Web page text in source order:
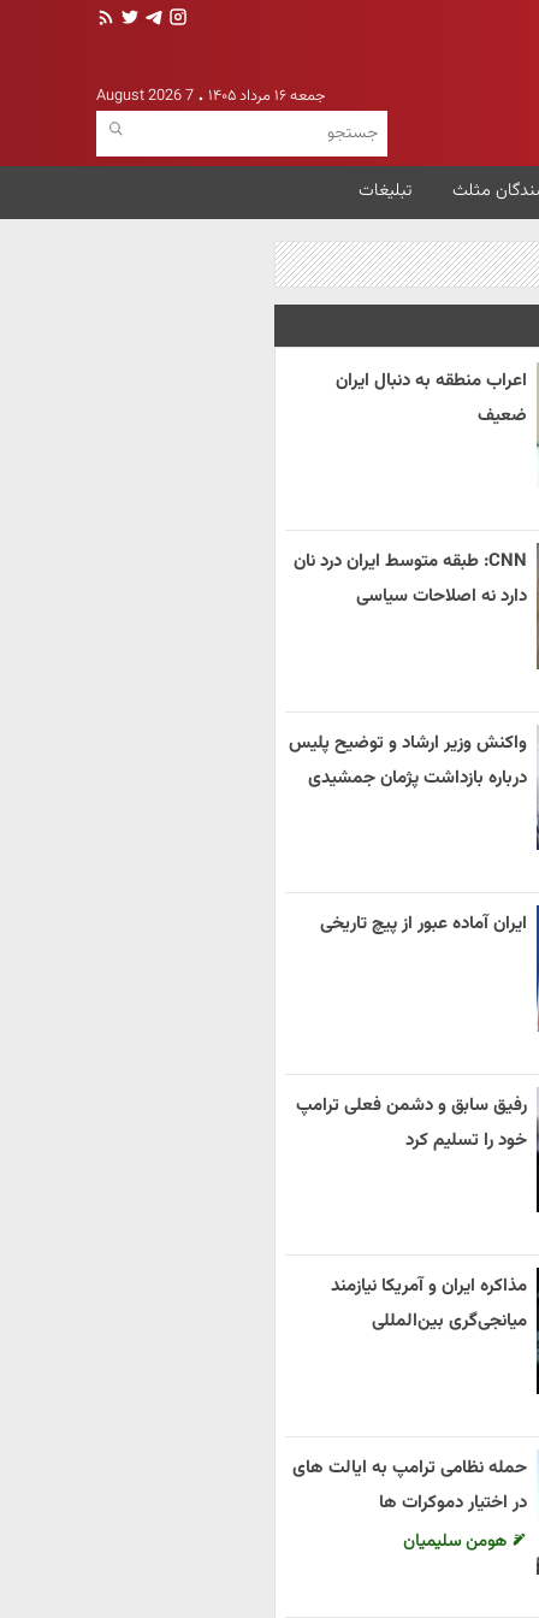
جمعه ۱۶ مرداد ۱۴۰۵ 7 August 2026
مثلث تبلیغات
اعراب منطقه به دنبال ایران
ضعیف
CNN: طبقه متوسط ایران درد نان
دارد نه اصلاحات سیاسی
واکنش وزیر ارشاد و توضیح پلیس
درباره بازداشت پژمان جمشیدی
ایران آماده عبور از پیچ تاریخی
رفیق سابق و دشمن فعلی ترامپ
خود را تسلیم کرد
مذاکره ایران و آمریکا نیازمند
میانجی‌گری بین‌المللی
حمله نظامی ترامپ به ایالت های
در اختیار دموکرات ها
هومن سلیمیان